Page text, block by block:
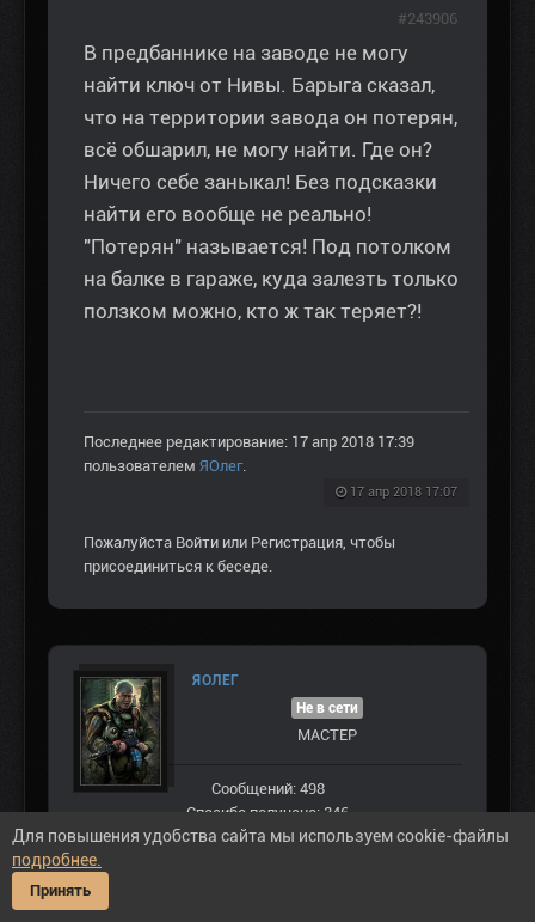
В предбаннике на заводе не могу
найти ключ от Нивы. Барыга сказал,
что на территории завода он потерян,
всё обшарил, не могу найти. Где он?
Ничего себе заныкал! Без подсказки
найти его вообще не реально!
"Потерян" называется! Под потолком
на балке в гараже, куда залезть только
ползком можно, кто ж так теряет?!
Последнее редактирование: 17 апр 2018 17:39
пользователем ЯОлег.
17 апр 2018 17:07
#243906
Пожалуйста Войти или Регистрация, чтобы
присоединиться к беседе.
ЯОЛЕГ
Не в сети
МАСТЕР
Сообщений: 498
Спасибо получено: 346
Для повышения удобства сайта мы используем cookie-файлы
подробнее.
Принять